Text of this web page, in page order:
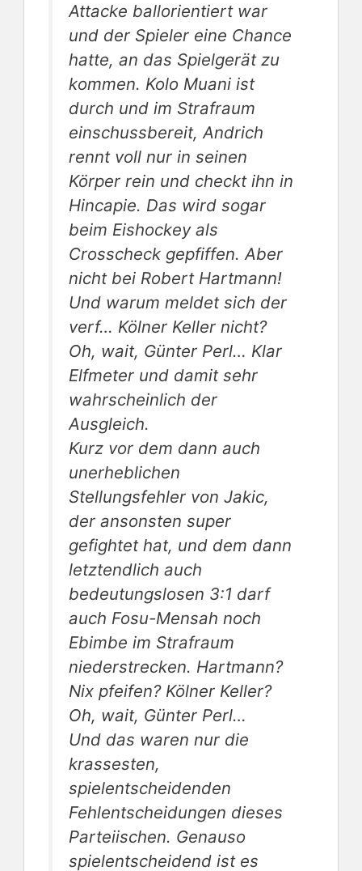
Attacke ballorientiert war
und der Spieler eine Chance
hatte, an das Spielgerät zu
kommen. Kolo Muani ist
durch und im Strafraum
einschussbereit, Andrich
rennt voll nur in seinen
Körper rein und checkt ihn in
Hincapie. Das wird sogar
beim Eishockey als
Crosscheck gepfiffen. Aber
nicht bei Robert Hartmann!
Und warum meldet sich der
verf… Kölner Keller nicht?
Oh, wait, Günter Perl… Klar
Elfmeter und damit sehr
wahrscheinlich der
Ausgleich.
Kurz vor dem dann auch
unerheblichen
Stellungsfehler von Jakic,
der ansonsten super
gefightet hat, und dem dann
letztendlich auch
bedeutungslosen 3:1 darf
auch Fosu-Mensah noch
Ebimbe im Strafraum
niederstrecken. Hartmann?
Nix pfeifen? Kölner Keller?
Oh, wait, Günter Perl…
Und das waren nur die
krassesten,
spielentscheidenden
Fehlentscheidungen dieses
Parteiischen. Genauso
spielentscheidend ist es